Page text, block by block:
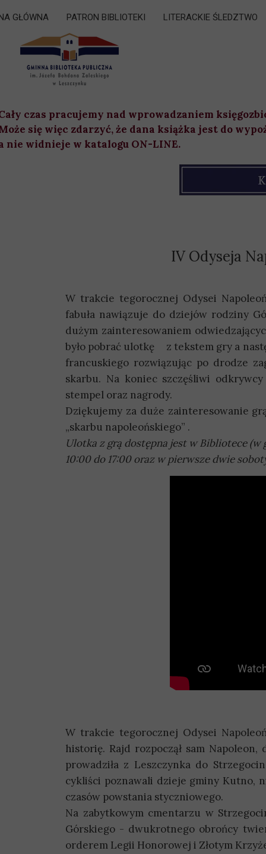
czas pracujemy nad wprowadzaniem
się więc zdarzyć, że dana książka jest do
nie widnieje w katalogu ON-LINE.
GŁÓWNA PATRON BIBLIOTEKI LITERACKIE ŚLEDZTWO
W trakcie tegorocznej Odysei
fabuła nawiązuje do dziejów rodziny
dużym zainteresowaniem
było pobrać ulotkę
z tekstem gry a
francuskiego rozwiązując po drodze
skarbu. Na koniec szczęśliwi
stempel oraz nagrody.
Dziękujemy za duże zainteresowanie
„skarbu napoleońskiego” .
Ulotka z grą dostępna jest w Bibliotece
10:00 do 17:00 oraz w pierwsze dwie
W trakcie tegorocznej Odysei
historię. Rajd rozpoczął sam
prowadziła z Leszczynka do
cykliści poznawali dzieje gminy Kutno,
czasów powstania styczniowego.
Na zabytkowym cmentarzu w
Górskiego - dwukrotnego obrońcy
orderem Legii Honorowej i Złotym
IV Odyseja